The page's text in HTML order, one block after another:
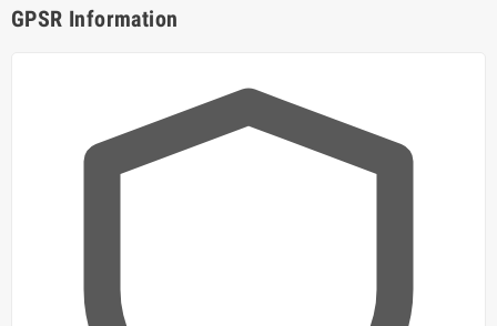
GPSR Information